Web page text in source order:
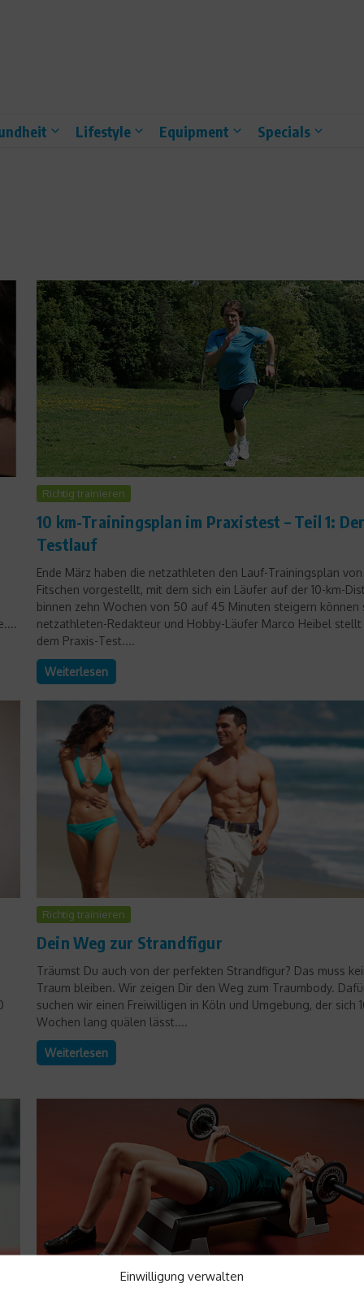
Einwilligung verwalten
Lifestyle Equipment Specials
Richtig trainieren
10 km-Trainingsplan im Praxistest – Teil 1:
Testlauf
Ende März haben die netzathleten den Lauf-Trainingsplan von
Fitschen vorgestellt, mit dem sich ein Läufer auf der 10-km-
binnen zehn Wochen von 50 auf 45 Minuten steigern können
netzathleten-Redakteur und Hobby-Läufer Marco Heibel stellt
dem Praxis-Test....
Weiterlesen
Richtig trainieren
Dein Weg zur Strandfigur
Träumst Du auch von der perfekten Strandfigur? Das muss
Traum bleiben. Wir zeigen Dir den Weg zum Traumbody.
suchen wir einen Freiwilligen in Köln und Umgebung, der sich
Wochen lang quälen lässt....
Weiterlesen
Löw nominiert Hunt und
Müller
6. November 2009